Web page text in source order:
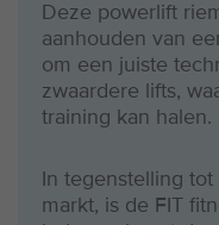
Deze powerlift
aanhouden van
om een juiste
zwaardere lifts,
training kan halen.
In tegenstelling
markt, is de FIT